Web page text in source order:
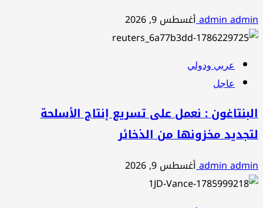
admin adminأغسطس 9, 2026
عربي ودولي
عاجل
البنتاغون : نعمل على تسريع إنتاج الأسلحة
لتجديد مخزونها من الذخائر
admin adminأغسطس 9, 2026